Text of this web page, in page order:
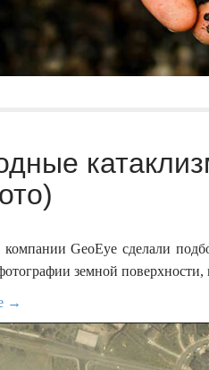
GeoEye сделали
земной
→